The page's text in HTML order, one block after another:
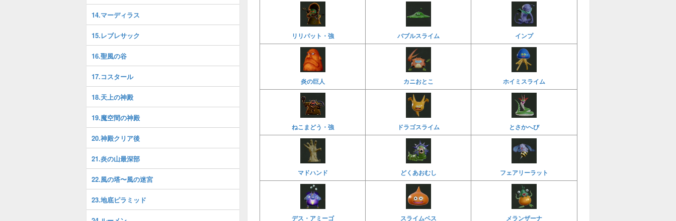
リリパット・強 バブルスライム インプ
炎の巨人 カニおとこ ホイミスライム
ねこまどう・強 ドラゴスライム とさかへび
マドハンド どくあおむし フェアリーラット
デス・アミーゴ スライムベス メランザーナ
14.マーディラス
15.レブレサック
16.聖風の谷
17.コスタール
18.天上の神殿
19.魔空間の神殿
20.神殿クリア後
21.炎の山最深部
22.風の塔〜風の迷宮
23.地底ピラミッド